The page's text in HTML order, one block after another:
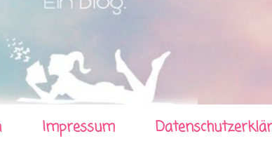
Impressum